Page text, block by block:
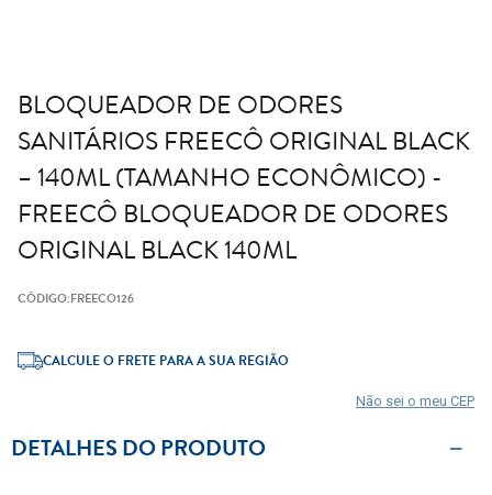
BLOQUEADOR DE ODORES
SANITÁRIOS FREECÔ ORIGINAL BLACK
– 140ML (TAMANHO ECONÔMICO) -
FREECÔ BLOQUEADOR DE ODORES
ORIGINAL BLACK 140ML
CÓDIGO:FREECO126
CALCULE O FRETE PARA A SUA REGIÃO
Não sei o meu CEP
DETALHES DO PRODUTO